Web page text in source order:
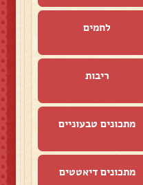
לחמים
ריבות
מתכונים טבעוניים
מתכונים דיאטטים